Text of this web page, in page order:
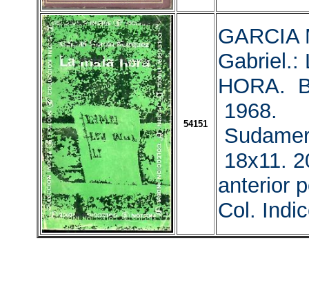
54151
GARCIA
Gabriel.:
HORA.
1968.
18x11.
anterior
Col.